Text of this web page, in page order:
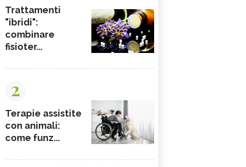
Trattamenti
"ibridi":
combinare
fisioter...
2
Terapie assistite
con animali:
come funz...